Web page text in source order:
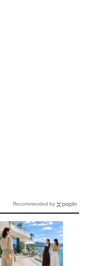
Recommended by